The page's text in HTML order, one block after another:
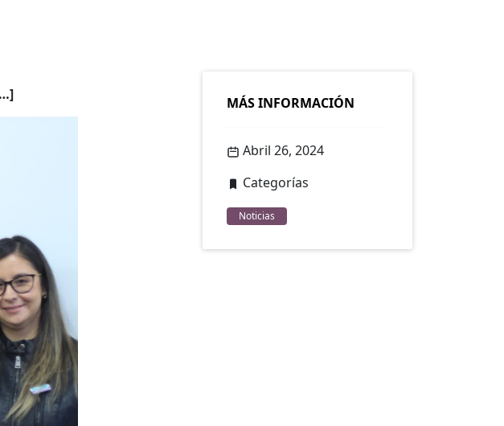
MÁS INFORMACIÓN
Abril 26, 2024
Categorías
Noticias